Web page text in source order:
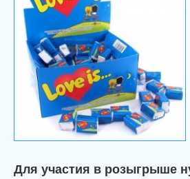
Для участия в розыгрыше